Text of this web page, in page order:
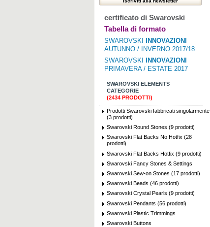
certificato di Swarovski
Tabella di formato
SWAROVSKI
INNOVAZIONI
AUTUNNO / INVERNO 2017/18
SWAROVSKI
INNOVAZIONI
PRIMAVERA / ESTATE 2017
SWAROVSKI ELEMENTS
CATEGORIE
(2434 PRODOTTI)
Prodotti Swarovski fabbricati singolarmente
(3 prodotti)
Swarovski Round Stones (9 prodotti)
Swarovski Flat Backs No Hotfix (28
prodotti)
Swarovski Flat Backs Hotfix (9 prodotti)
Swarovski Fancy Stones & Settings
Swarovski Sew-on Stones (17 prodotti)
Swarovski Beads (46 prodotti)
Swarovski Crystal Pearls (9 prodotti)
Swarovski Pendants (56 prodotti)
Swarovski Plastic Trimmings
Swarovski Buttons